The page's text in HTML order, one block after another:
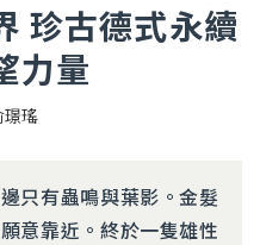
珍古德式永續
力量
璟瑤
只有蟲鳴與葉影。金髮
意靠近。終於一隻雄性